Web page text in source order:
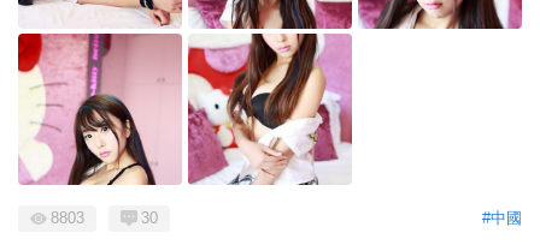
#中國
8803 30